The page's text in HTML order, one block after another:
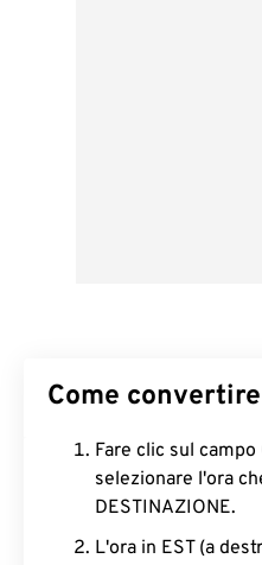
Come
Fare clic sul
selezionare l'ora
DESTINAZIONE.
L'ora in EST (a